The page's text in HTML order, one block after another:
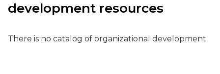
development resources
There is no catalog of organizational development